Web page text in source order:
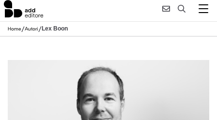
Home/Autori/Lex Boon